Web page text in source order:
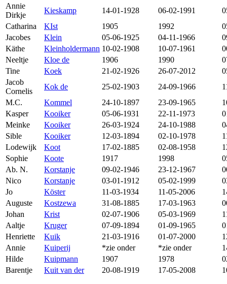
Annie
Dirkje
Kieskamp 14-01-1928 06-02-1991
Catharina
KIst 1905 1992
Jacobes
Klein 05-06-1925 04-11-1966
Käthe
Kleinholdermann 10-02-1908 10-07-1961
Neeltje
Kloe de 1906 1990
Tine
Koek 21-02-1926 26-07-2012
Jacob
Cornelis
Kok de 25-02-1903 24-09-1966
M.C.
Kommel 24-10-1897 23-09-1965
Kasper
Kooiker 05-06-1931 22-11-1973
Meinke
Kooiker 26-03-1924 24-10-1988
Sible
Kooiker 12-03-1894 02-10-1978
Lodewijk
Koot 17-02-1885 02-08-1958
Sophie
Koote 1917 1998
Ab. N.
Korstanje 09-02-1946 23-12-1967
Nico
Korstanje 03-01-1912 05-02-1999
Jo
Köster 11-03-1934 11-05-2006
Auguste
Kostzewa 31-08-1885 17-03-1963
Johan
Krist 02-07-1906 05-03-1969
Aaltje
Kruger 07-09-1894 01-09-1965
Henriette
Kuik 21-03-1916 01-07-2000
Annie
Kuiperij *zie onder *zie onder
Hilde
Kuipmann 1907 1978
Barentje
Kuit van der 20-08-1919 17-05-2008